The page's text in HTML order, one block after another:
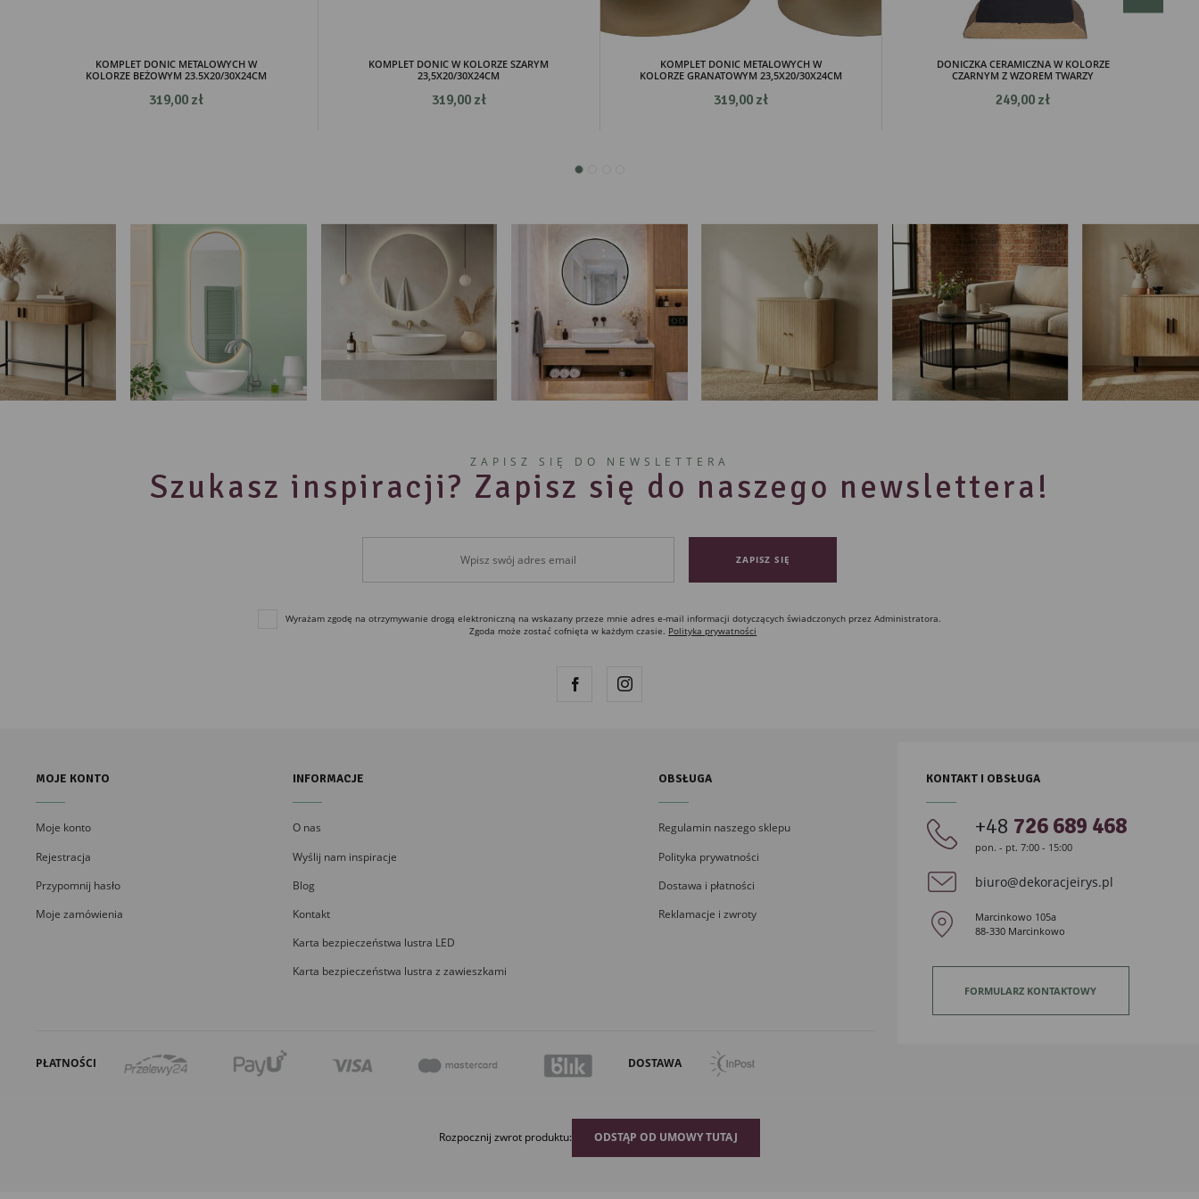
KOMPLET DONIC METALOWYCH W
KOLORZE BEŻOWYM 23.5X20/30X24CM
319,00 zł
KOMPLET DONIC W KOLORZE SZARYM
23,5X20/30X24CM
319,00 zł
KOMPLET DONIC METALOWYCH W
KOLORZE GRANATOWYM 23,5X20/30X24CM
319,00 zł
DONICZKA CERAMICZNA W KOLORZE
CZARNYM Z WZOREM TWARZY
249,00 zł
ZAPISZ SIĘ DO NEWSLETTERA
Szukasz inspiracji? Zapisz się do naszego newslettera!
Wyrażam zgodę na otrzymywanie drogą elektroniczną na wskazany przeze mnie adres e-mail informacji dotyczących świadczonych przez Administratora.
Zgoda może zostać cofnięta w każdym czasie. Polityka prywatności
MOJE KONTO
Moje konto
Rejestracja
Przypomnij hasło
Moje zamówienia
INFORMACJE
O nas
Wyślij nam inspiracje
Blog
Kontakt
Karta bezpieczeństwa lustra LED
Karta bezpieczeństwa lustra z zawieszkami
OBSŁUGA
Regulamin naszego sklepu
Polityka prywatności
Dostawa i płatności
Reklamacje i zwroty
PŁATNOŚCI DOSTAWA
KONTAKT I OBSŁUGA
+48 726 689 468
pon. - pt. 7:00 - 15:00
biuro@dekoracjeirys.pl
Marcinkowo 105a
88-330 Marcinkowo
FORMULARZ KONTAKTOWY
Rozpocznij zwrot produktu: ODSTĄP OD UMOWY TUTAJ